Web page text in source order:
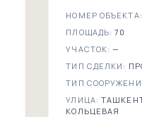
НОМЕР ОБЪЕКТА:
ПЛОЩАДЬ:70
УЧАСТОК:—
ТИП СДЕЛКИ:
ТИП
УЛИЦА:
КОЛЬЦЕВАЯ